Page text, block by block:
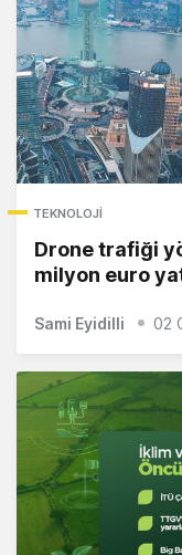
TEKNOLOJI
Drone trafiği
milyon euro
Sami Eyidilli 02